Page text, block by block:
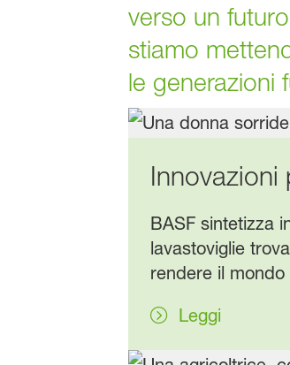
verso un
stiamo
le generazioni
Innovazioni
BASF sintetizza
lavastoviglie
rendere il
Leggi